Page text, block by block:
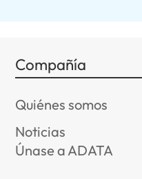
Compañía
Quiénes somos
Noticias
Únase a ADATA